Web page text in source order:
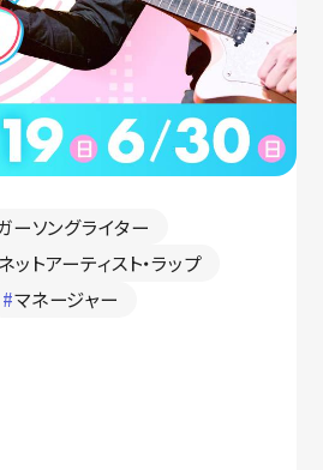
ーソングライター
ットアーティスト・ラップ
#マネージャー